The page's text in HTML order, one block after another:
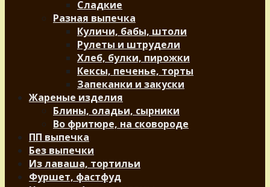
Сладкие
Разная выпечка
Куличи, бабы, штоли
Рулеты и штрудели
Хлеб, булки, пирожки
Кексы, печенье, торты
Запеканки и закуски
Жареные изделия
Блины, оладьи, сырники
Во фритюре, на сковороде
ПП выпечка
Без выпечки
Из лаваша, тортильи
Фуршет, фастфуд